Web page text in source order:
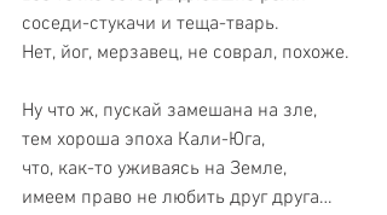
соседи-стукачи и теща-тварь.
Нет, йог, мерзавец, не соврал, похоже.
Ну что ж, пускай замешана на зле,
тем хороша эпоха Кали-Юга,
что, как-то уживаясь на Земле,
имеем право не любить друг друга…